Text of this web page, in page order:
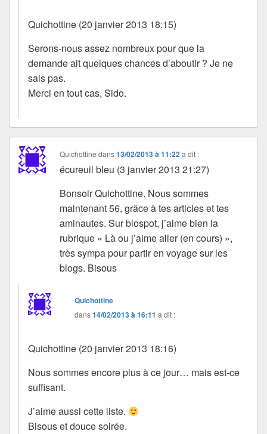
Quichottine (20 janvier 2013 18:15)
Serons-nous assez nombreux pour que la
demande ait quelques chances d’aboutir ? Je ne
sais pas.
Merci en tout cas, Sido.
Quichottine dans13/02/2013 à 11:22 a dit :
écureuil bleu (3 janvier 2013 21:27)
Bonsoir Quichottine. Nous sommes
maintenant 56, grâce à tes articles et tes
aminautes. Sur blospot, j’aime bien la
rubrique « Là ou j’aime aller (en cours) »,
très sympa pour partir en voyage sur les
blogs. Bisous
Quichottine
dans14/02/2013 à 16:11 a dit :
Quichottine (20 janvier 2013 18:16)
Nous sommes encore plus à ce jour… mais est-ce
suffisant.
J’aime aussi cette liste.
Bisous et douce soirée.